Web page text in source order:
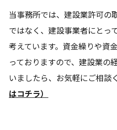
当事務所では、建設業許可の
ではなく、建設事業者にとっ
考えています。資金繰りや資
っておりますので、建設業の
いましたら、お気軽にご相談
はコチラ）